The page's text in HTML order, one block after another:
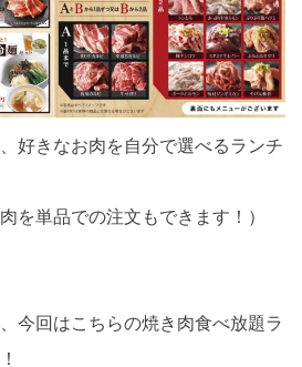
好きなお肉を自分で選べるランチ
を単品での注文もできます！）
今回はこちらの焼き肉食べ放題ラ